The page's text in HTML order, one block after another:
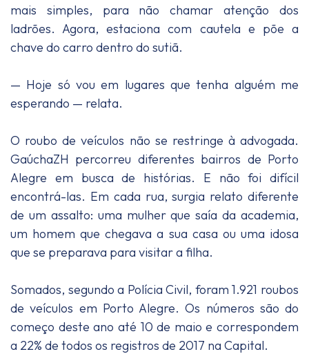
mais simples, para não chamar atenção dos
ladrões. Agora, estaciona com cautela e põe a
chave do carro dentro do sutiã.
— Hoje só vou em lugares que tenha alguém me
esperando — relata.
O roubo de veículos não se restringe à advogada.
GaúchaZH percorreu diferentes bairros de Porto
Alegre em busca de histórias. E não foi difícil
encontrá-las. Em cada rua, surgia relato diferente
de um assalto: uma mulher que saía da academia,
um homem que chegava a sua casa ou uma idosa
que se preparava para visitar a filha.
Somados, segundo a Polícia Civil, foram 1.921 roubos
de veículos em Porto Alegre. Os números são do
começo deste ano até 10 de maio e correspondem
a 22% de todos os registros de 2017 na Capital.